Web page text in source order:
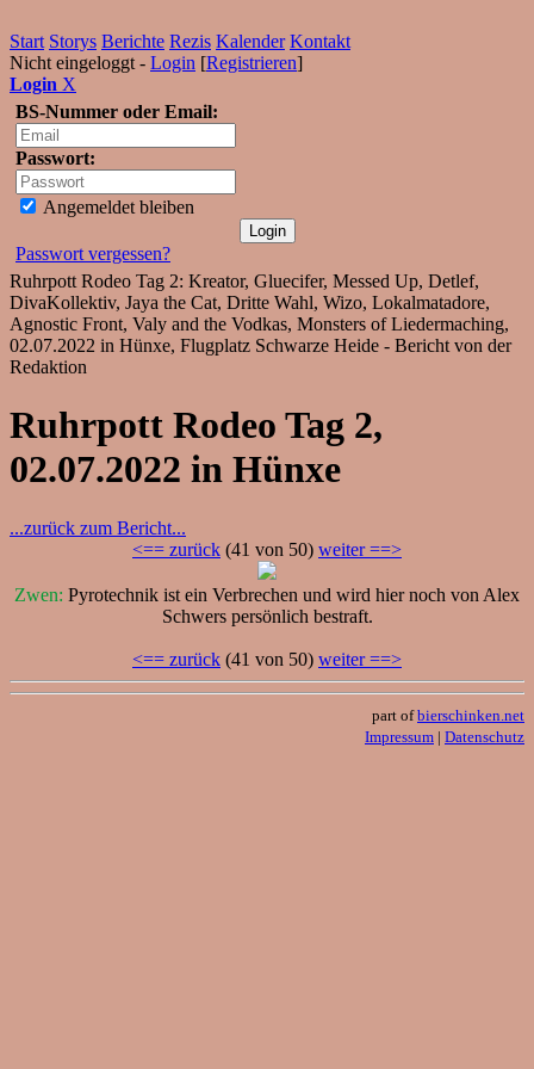
Start Storys Berichte Rezis Kalender Kontakt
Nicht eingeloggt - Login [Registrieren]
Login X
BS-Nummer oder Email:
Passwort:
Angemeldet bleiben
Passwort vergessen?
Ruhrpott Rodeo Tag 2: Kreator, Gluecifer, Messed Up, Detlef,
DivaKollektiv, Jaya the Cat, Dritte Wahl, Wizo, Lokalmatadore,
Agnostic Front, Valy and the Vodkas, Monsters of Liedermaching,
02.07.2022 in Hünxe, Flugplatz Schwarze Heide - Bericht von der
Redaktion
Ruhrpott Rodeo Tag 2,
02.07.2022 in Hünxe
...zurück zum Bericht...
<== zurück (41 von 50) weiter ==>
Zwen: Pyrotechnik ist ein Verbrechen und wird hier noch von Alex
Schwers persönlich bestraft.
<== zurück (41 von 50) weiter ==>
part ofbierschinken.net
Impressum | Datenschutz